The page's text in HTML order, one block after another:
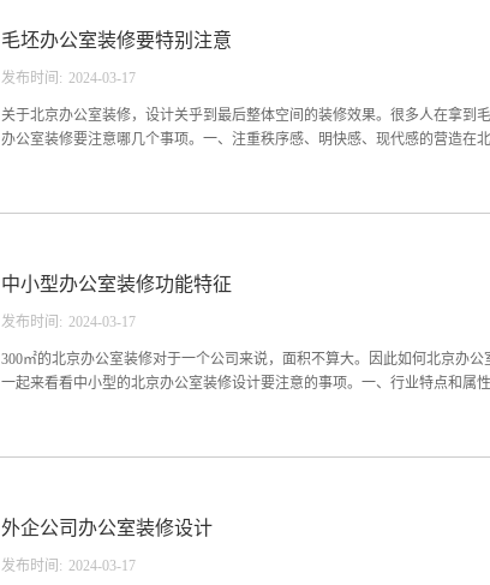
格、简约风格、工业风格、中式风格等。选对了装饰风格对应自己的行业才
不同的装饰手法，渐渐地取代传统风，导致在刚开始阶段，不管什么行业的
修可以根据不用地域、不同民族、不同文化为背景设计元素，打造出鲜明
开的，简约风格的个性化装修设计更为合理...
毛坯办公室装修要特别注意
关于北京办公室装修，设计关乎到最后整体空间的装修效果。很多人在拿
办公室装修要注意哪几个事项。一、注重秩序感、明快感、现代感的营造在
计的一个基本要点。通常我们采用开放式设计，利用现代装饰元素进行反
机房等，且不同行业性质的北京办公室装修功能分区有一定的差异性。但都
然面积不到300平方米的不用消防报批，但是北京办公室装修对消防都应高
事项北京办公室装修毛坯办公室在设计时，还应该通过装饰技巧反映出办
符合人们使用习惯的基础上，合理利...
发布时间: 2024-03-17
中小型办公室装修功能特征
300㎡的北京办公室装修对于一个公司来说，面积不算大。因此如何北京办
一起来看看中小型的北京办公室装修设计要注意的事项。一、行业特点和属
属行业的特点和属性。符合大众的习惯和审美观，进而让客户看到时对该
层次上保持和谐协调、舒适安全，其次才是美观大方。具体需要注意从北京
用者大多是公司的管理层和核心领导人，他们的北京办公室装修的好坏直接
发布时间: 2024-03-17
外企公司办公室装修设计
发布时间: 2024-03-17